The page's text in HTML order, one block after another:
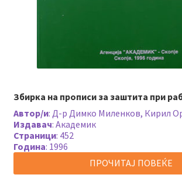
Збирка на прописи за заштита при
Автор/и: Д-р Димко Миленков, Кирил
Издавач: Академик
Страници: 452
Година: 1996
ПРОЧИТАЈ ПОВЕЌЕ